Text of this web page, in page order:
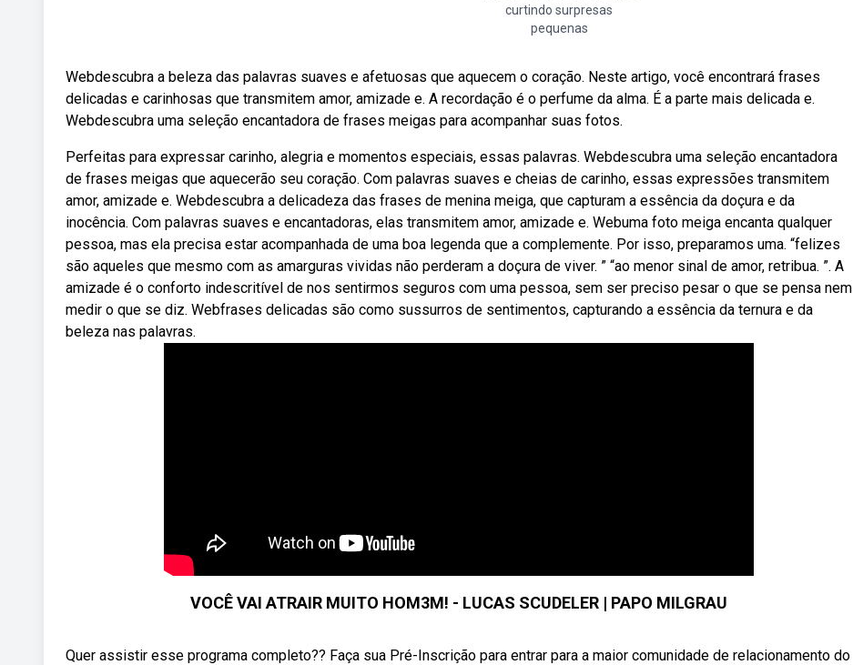
curtindo surpresas
pequenas
Webdescubra a beleza das palavras suaves e afetuosas que aquecem o coração. Neste artigo, você encontrará frases
delicadas e carinhosas que transmitem amor, amizade e. A recordação é o perfume da alma. É a parte mais delicada e.
Webdescubra uma seleção encantadora de frases meigas para acompanhar suas fotos.
Perfeitas para expressar carinho, alegria e momentos especiais, essas palavras. Webdescubra uma seleção encantadora
de frases meigas que aquecerão seu coração. Com palavras suaves e cheias de carinho, essas expressões transmitem
amor, amizade e. Webdescubra a delicadeza das frases de menina meiga, que capturam a essência da doçura e da
inocência. Com palavras suaves e encantadoras, elas transmitem amor, amizade e. Webuma foto meiga encanta qualquer
pessoa, mas ela precisa estar acompanhada de uma boa legenda que a complemente. Por isso, preparamos uma. “felizes
são aqueles que mesmo com as amarguras vividas não perderam a doçura de viver. ” “ao menor sinal de amor, retribua. ”. A
amizade é o conforto indescritível de nos sentirmos seguros com uma pessoa, sem ser preciso pesar o que se pensa nem
medir o que se diz. Webfrases delicadas são como sussurros de sentimentos, capturando a essência da ternura e da
beleza nas palavras.
VOCÊ VAI ATRAIR MUITO HOM3M! - LUCAS SCUDELER | PAPO MILGRAU
Quer assistir esse programa completo?? Faça sua Pré-Inscrição para entrar para a maior comunidade de relacionamento do